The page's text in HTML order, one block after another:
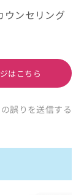
ウンセリング
はこちら
誤りを送信する